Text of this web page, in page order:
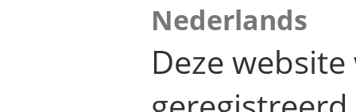
Nederlands
Deze